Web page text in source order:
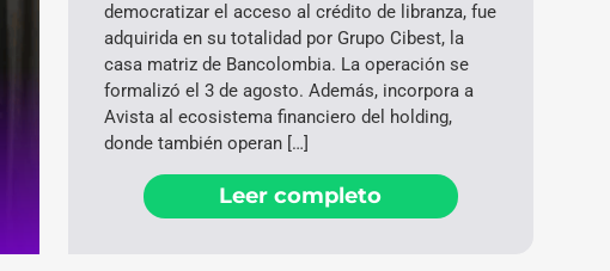
democratizar el acceso al crédito de libranza, fue
adquirida en su totalidad por Grupo Cibest, la
casa matriz de Bancolombia. La operación se
formalizó el 3 de agosto. Además, incorpora a
Avista al ecosistema financiero del holding,
donde también operan […]
Leer completo